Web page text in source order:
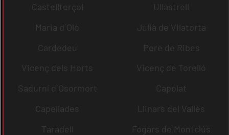
Castellterçol
Ullastrell
Maria d´Oló
Julià de Vilatorta
Cardedeu
Pere de Ribes
Vicenç dels Horts
Vicenç de Torelló
Sadurní d´Osormort
Capolat
Capellades
Llinars del Vallès
Taradell
Fogars de Montclús